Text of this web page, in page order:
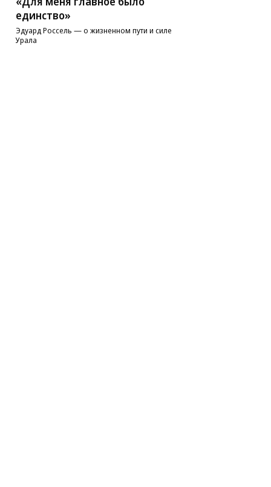
единство»
Эдуард Россель — о жизненном пути и силе
Урала